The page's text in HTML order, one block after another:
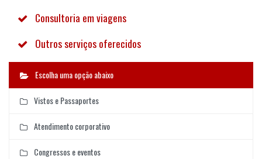
Consultoria em viagens
Outros serviços oferecidos
Escolha uma opção abaixo
Vistos e Passaportes
Atendimento corporativo
Congressos e eventos